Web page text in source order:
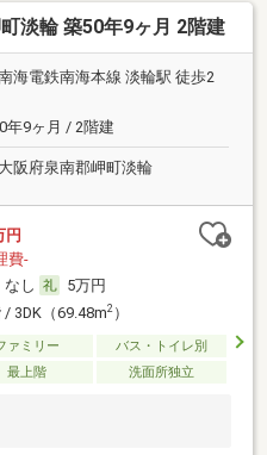
淡輪 築50年9ヶ月 2階建
海電鉄南海本線 淡輪駅 徒歩2
年9ヶ月 / 2階建
大阪府泉南郡岬町淡輪
円
費-
なし
5万円
/ 3DK（69.48m2）
ァミリー
バス・トイレ別
最上階 洗面所独立